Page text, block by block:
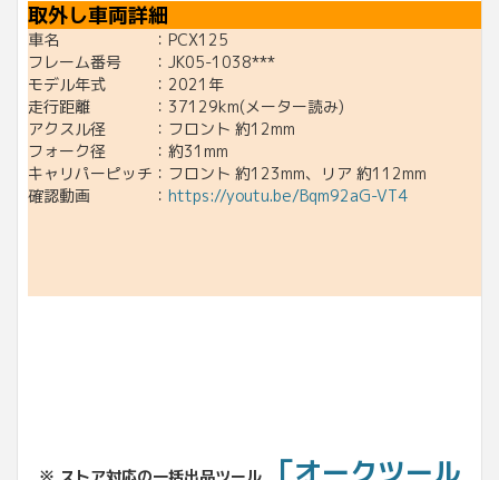
取外し車両詳細
車名 ：PCX125
フレーム番号 ：JK05-1038***
モデル年式 ：2021年
走行距離 ：37129km(メーター読み)
アクスル径 ：フロント 約12mm
フォーク径 ：約31mm
キャリパーピッチ：フロント 約123mm、リア 約112mm
確認動画 ： https://youtu.be/Bqm92aG-VT4
「オークツール